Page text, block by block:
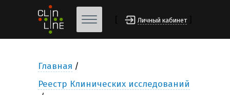
Личный кабинет
Главная
Реестр Клинических исследований